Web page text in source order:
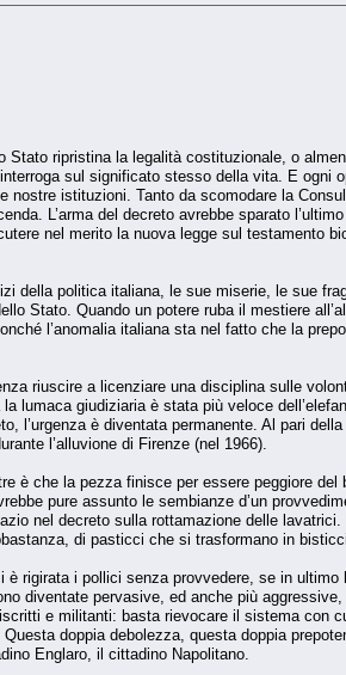
ripristina la legalità costituzionale, o
sul significato stesso della vita. E ogni
nostre istituzioni. Tanto da scomodare la
L’arma del decreto avrebbe sparato
nel merito la nuova legge sul testamento
della politica italiana, le sue miserie, le sue
Stato. Quando un potere ruba il mestiere
l’anomalia italiana sta nel fatto che la
riuscire a licenziare una disciplina sulle
lumaca giudiziaria è stata più veloce
l’urgenza è diventata permanente. Al pari
l’alluvione di Firenze (nel 1966).
è che la pezza finisce per essere peggiore del
pure assunto le sembianze d’un
nel decreto sulla rottamazione delle
di pasticci che si trasformano in bisticci.
rigirata i pollici senza provvedere, se in ultimo
diventate pervasive, ed anche più aggressive,
e militanti: basta rievocare il sistema con
doppia debolezza, questa doppia
Englaro, il cittadino Napolitano.